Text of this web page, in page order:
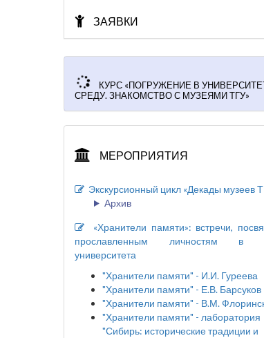
ЗАЯВКИ
КУРС «ПОГРУЖЕНИЕ В
СРЕДУ. ЗНАКОМСТВО С МУЗЕЯМИ ТГУ»
МЕРОПРИЯТИЯ
Экскурсионный цикл «Декады музеев
Архив
«Хранители памяти»: встречи,
прославленным личностям в
университета
"Хранители памяти" - И.И. Гуреева
"Хранители памяти" - Е.В. Барсуков
"Хранители памяти" - В.М.
"Хранители памяти" - лаборатория
"Сибирь: исторические традиции и